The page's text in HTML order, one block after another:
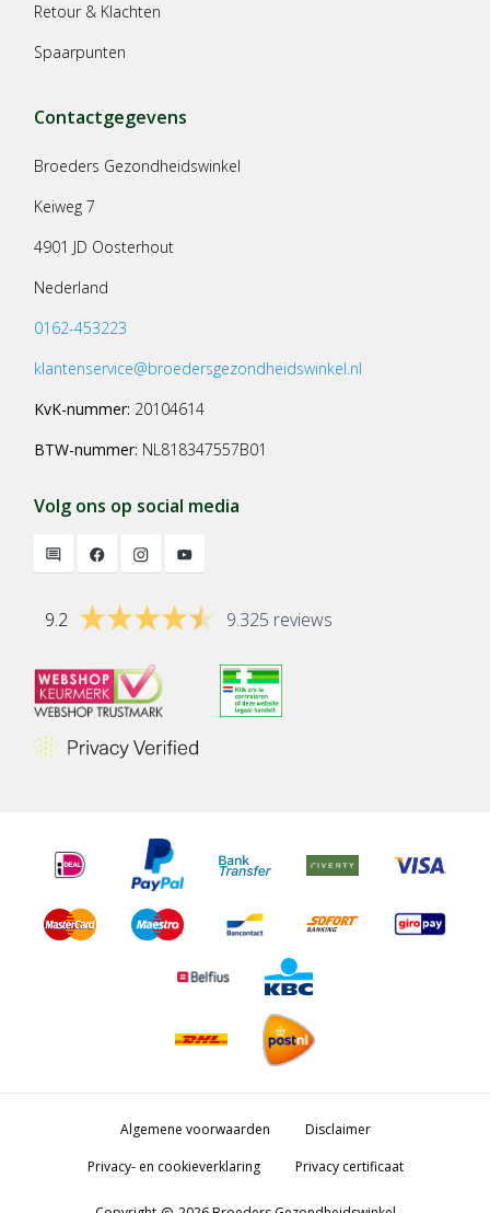
Retour & Klachten
Spaarpunten
Contactgegevens
Broeders Gezondheidswinkel
Keiweg 7
4901 JD Oosterhout
Nederland
0162-453223
klantenservice@broedersgezondheidswinkel.nl
KvK-nummer: 20104614
BTW-nummer: NL818347557B01
Volg ons op social media
9.2 9.325 reviews
Algemene voorwaarden
Disclaimer
Privacy- en cookieverklaring
Privacy certificaat